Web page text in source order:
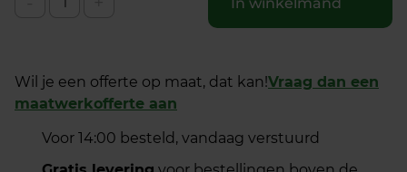
Wil je een offerte op maat, dat kan!Vraag dan een
maatwerkofferte aan
Voor 14:00 besteld, vandaag verstuurd